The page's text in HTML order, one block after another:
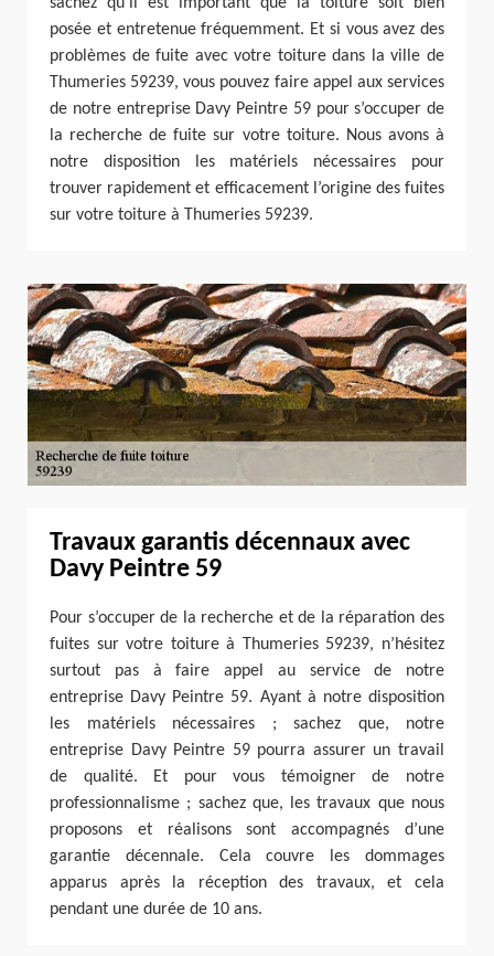
sachez qu’il est important que la toiture soit bien
posée et entretenue fréquemment. Et si vous avez des
problèmes de fuite avec votre toiture dans la ville de
Thumeries 59239, vous pouvez faire appel aux services
de notre entreprise Davy Peintre 59 pour s’occuper de
la recherche de fuite sur votre toiture. Nous avons à
notre disposition les matériels nécessaires pour
trouver rapidement et efficacement l’origine des fuites
sur votre toiture à Thumeries 59239.
Travaux garantis décennaux avec
Davy Peintre 59
Pour s’occuper de la recherche et de la réparation des
fuites sur votre toiture à Thumeries 59239, n’hésitez
surtout pas à faire appel au service de notre
entreprise Davy Peintre 59. Ayant à notre disposition
les matériels nécessaires ; sachez que, notre
entreprise Davy Peintre 59 pourra assurer un travail
de qualité. Et pour vous témoigner de notre
professionnalisme ; sachez que, les travaux que nous
proposons et réalisons sont accompagnés d’une
garantie décennale. Cela couvre les dommages
apparus après la réception des travaux, et cela
pendant une durée de 10 ans.